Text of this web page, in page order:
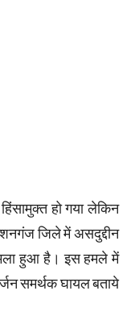
हो गया लेकिन
जिले में असदुद्दीन
हुआ है। इस हमले में
समर्थक घायल बताये